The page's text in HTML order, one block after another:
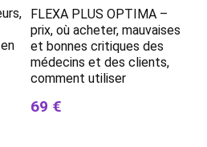
FLEXA PLUS OPTIMA –
prix, où acheter, mauvaises
et bonnes critiques des
médecins et des clients,
comment utiliser
69 €